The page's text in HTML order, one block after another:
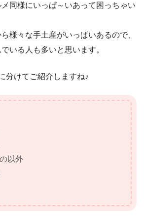
同様にいっぱ～いあって困っちゃい
様々な手土産がいっぱいあるので、
いる人も多いと思います。
分けてご紹介しますね♪
以外